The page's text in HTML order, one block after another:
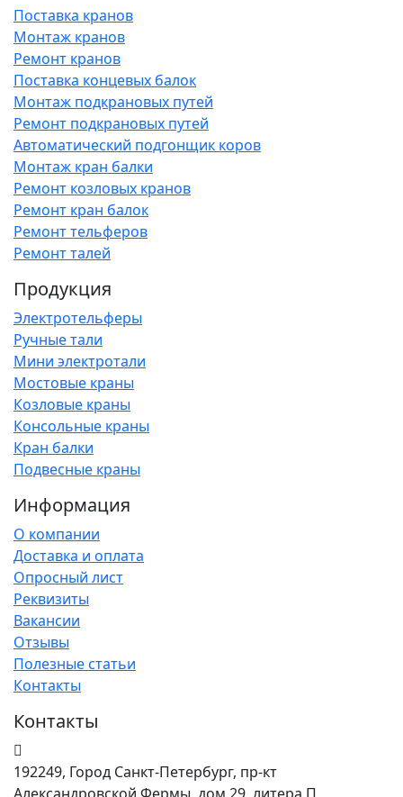
Поставка кранов
Монтаж кранов
Ремонт кранов
Поставка концевых балок
Монтаж подкрановых путей
Ремонт подкрановых путей
Автоматический подгонщик коров
Монтаж кран балки
Ремонт козловых кранов
Ремонт кран балок
Ремонт тельферов
Ремонт талей
Продукция
Электротельферы
Ручные тали
Мини электротали
Мостовые краны
Козловые краны
Консольные краны
Кран балки
Подвесные краны
Информация
О компании
Доставка и оплата
Опросный лист
Реквизиты
Вакансии
Отзывы
Полезные статьи
Контакты
Контакты
192249, Город Санкт-Петербург, пр-кт